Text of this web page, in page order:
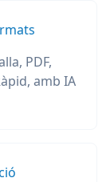
PDF,
amb IA